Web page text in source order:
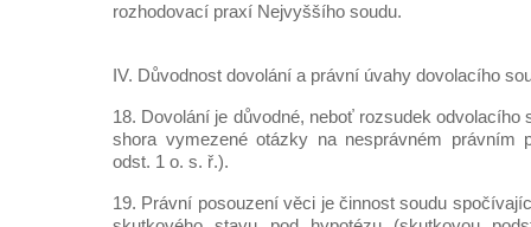
rozhodovací praxí Nejvyššího soudu.
IV. Důvodnost dovolání a právní úvahy dovolacího
18. Dovolání je důvodné, neboť rozsudek odvolacího
shora vymezené otázky na nesprávném právním
odst. 1 o. s. ř.).
19. Právní posouzení věci je činnost soudu